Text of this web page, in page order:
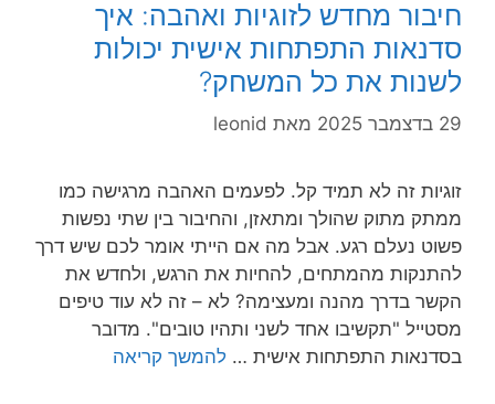
חיבור מחדש לזוגיות ואהבה: איך
סדנאות התפתחות אישית יכולות
לשנות את כל המשחק?
29 בדצמבר 2025 מאת leonid
זוגיות זה לא תמיד קל. לפעמים האהבה מרגישה כמו
ממתק מתוק שהולך ומתאזן, והחיבור בין שתי נפשות
פשוט נעלם רגע. אבל מה אם הייתי אומר לכם שיש דרך
להתנקות מהמתחים, להחיות את הרגש, ולחדש את
הקשר בדרך מהנה ומעצימה? לא – זה לא עוד טיפים
מסטייל "תקשיבו אחד לשני ותהיו טובים". מדובר
בסדנאות התפתחות אישית … להמשך קריאה